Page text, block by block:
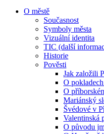
O městě
Současnost
Symboly města
Vizuální identita
TIC (další
Historie
Pověsti
Jak založili
O
O
Mariánský
Švédové v
Valentinská
O původu